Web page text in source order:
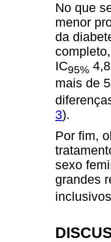
No que
menor
da
IC95%
mais de
3).
Por fim,
sexo
grandes